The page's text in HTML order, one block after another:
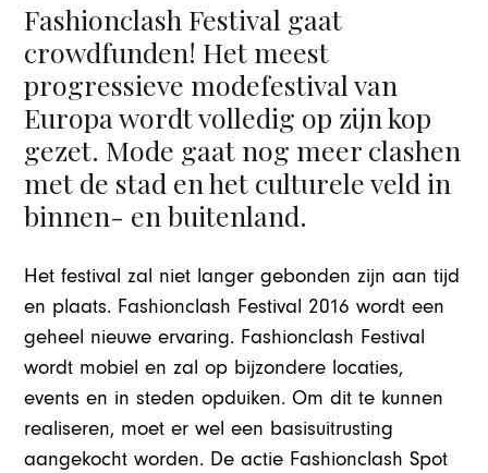
Fashionclash Festival gaat
crowdfunden! Het meest
progressieve modefestival van
Europa wordt volledig op zijn kop
gezet. Mode gaat nog meer clashen
met de stad en het culturele veld in
binnen- en buitenland.
Het festival zal niet langer gebonden zijn aan tijd
en plaats. Fashionclash Festival 2016 wordt een
geheel nieuwe ervaring. Fashionclash Festival
wordt mobiel en zal op bijzondere locaties,
events en in steden opduiken. Om dit te kunnen
realiseren, moet er wel een basisuitrusting
aangekocht worden. De actie Fashionclash Spot